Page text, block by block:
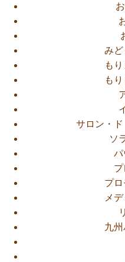
みど
も
も
サロン・
ソ
パ
プ
メ
九